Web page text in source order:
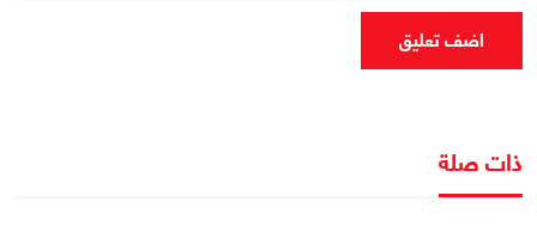
اضف تعليق
ذات صلة